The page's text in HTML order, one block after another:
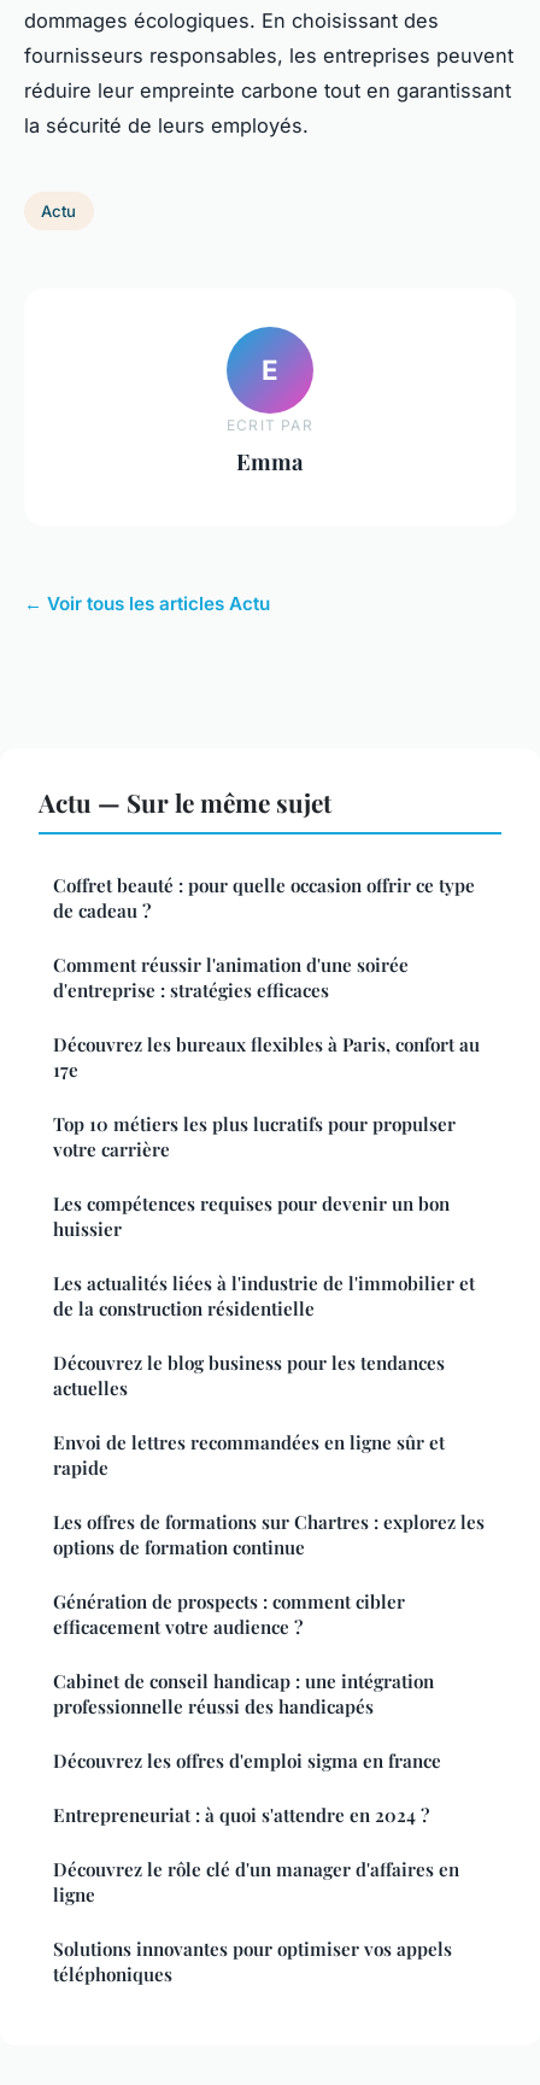
dommages écologiques. En choisissant des
fournisseurs responsables, les entreprises peuvent
réduire leur empreinte carbone tout en garantissant
la sécurité de leurs employés.
Actu
E
ECRIT PAR
Emma
← Voir tous les articles Actu
Actu — Sur le même sujet
Coffret beauté : pour quelle occasion offrir ce type
de cadeau ?
Comment réussir l'animation d'une soirée
d'entreprise : stratégies efficaces
Découvrez les bureaux flexibles à Paris, confort au
17e
Top 10 métiers les plus lucratifs pour propulser
votre carrière
Les compétences requises pour devenir un bon
huissier
Les actualités liées à l'industrie de l'immobilier et
de la construction résidentielle
Découvrez le blog business pour les tendances
actuelles
Envoi de lettres recommandées en ligne sûr et
rapide
Les offres de formations sur Chartres : explorez les
options de formation continue
Génération de prospects : comment cibler
efficacement votre audience ?
Cabinet de conseil handicap : une intégration
professionnelle réussi des handicapés
Découvrez les offres d'emploi sigma en france
Entrepreneuriat : à quoi s'attendre en 2024 ?
Découvrez le rôle clé d'un manager d'affaires en
ligne
Solutions innovantes pour optimiser vos appels
téléphoniques